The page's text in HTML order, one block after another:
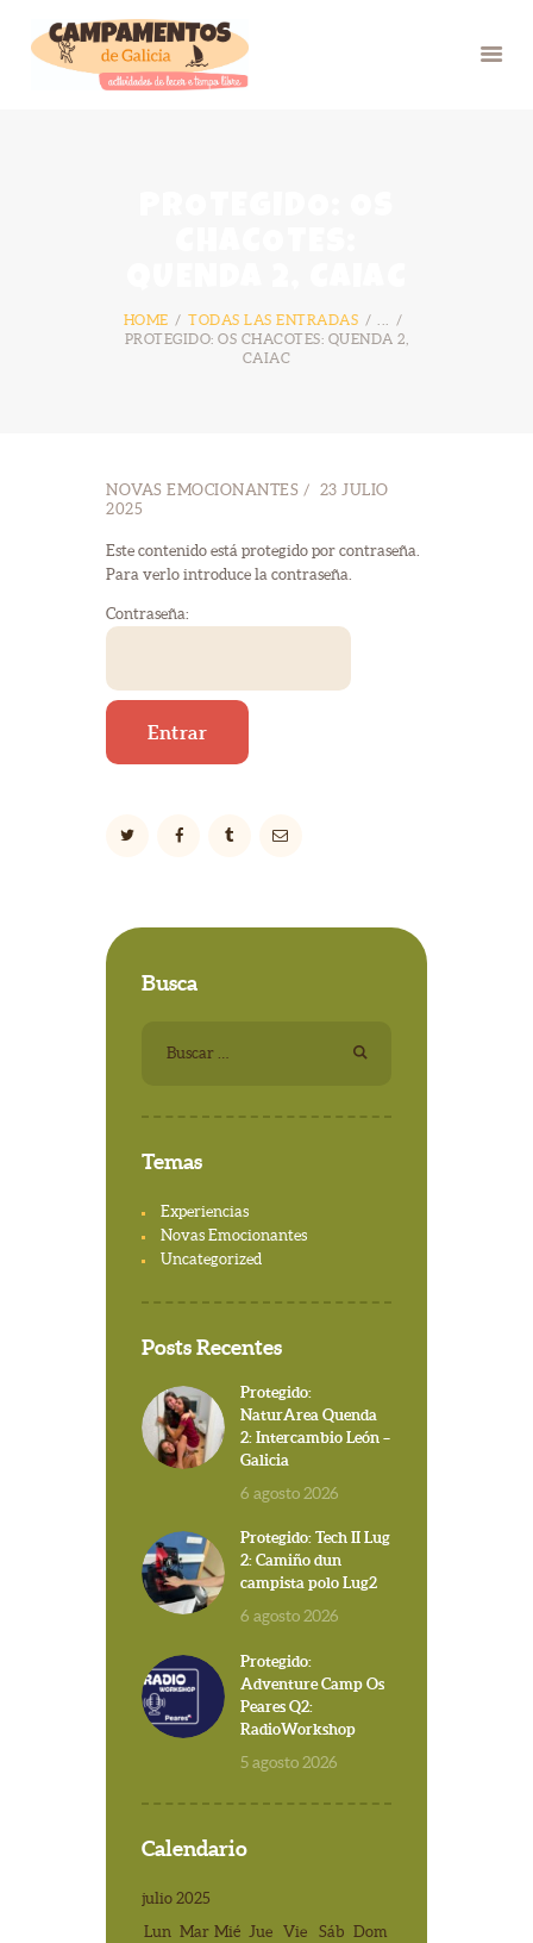
HOME TODAS LAS ENTRADAS
PROTEGIDO: OS CHACOTES: QUENDA 2,
CAIAC
BLOG
NOVAS EMOCIONANTES
23 JULIO
2025
Este contenido está protegido por contraseña.
Para verlo introduce la contraseña.
Contraseña:
Busca
Temas
Experiencias
Novas Emocionantes
Uncategorized
Posts Recentes
Protegido:
NaturArea Quenda
2: Intercambio León –
Galicia
6 agosto 2026
Protegido: Tech II Lug
2: Camiño dun
campista polo Lug2
6 agosto 2026
Protegido:
Adventure Camp Os
Peares Q2:
RadioWorkshop
5 agosto 2026
Calendario
julio 2025
Lun Mar Mié Jue Vie Sáb Dom